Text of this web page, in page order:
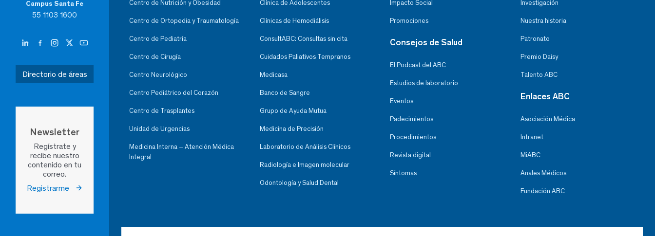
Campus Santa Fe
55 1103 1600
Directorio de áreas
Newsletter
Regístrate y
recibe nuestro
contenido en tu
correo.
Registrarme
Centro de Nutrición y Obesidad
Centro de Ortopedia y Traumatología
Centro de Pediatría
Centro de Cirugía
Centro Neurológico
Centro Pediátrico del Corazón
Centro de Trasplantes
Unidad de Urgencias
Medicina Interna – Atención Médica
Integral
Clínica de Adolescentes
Clínicas de Hemodiálisis
ConsultABC: Consultas sin cita
Cuidados Paliativos Tempranos
Medicasa
Banco de Sangre
Grupo de Ayuda Mutua
Medicina de Precisión
Laboratorio de Análisis Clínicos
Radiología e Imagen molecular
Odontología y Salud Dental
Impacto Social
Promociones
Consejos de Salud
El Podcast del ABC
Estudios de laboratorio
Eventos
Padecimientos
Procedimientos
Revista digital
Síntomas
Investigación
Nuestra historia
Patronato
Premio Daisy
Talento ABC
Enlaces ABC
Asociación Médica
Intranet
MiABC
Anales Médicos
Fundación ABC